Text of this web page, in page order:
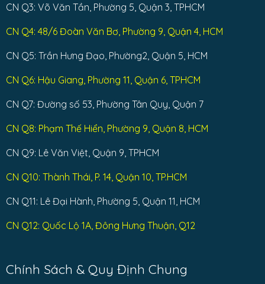
CN Q3: Võ Văn Tần, Phường 5, Quận 3, TPHCM
CN Q4: 48/6 Đoàn Văn Bơ, Phường 9, Quận 4, HCM
CN Q5: Trần Hưng Đạo, Phường2, Quận 5, HCM
CN Q6: Hậu Giang, Phường 11, Quận 6, TPHCM
CN Q7: Đường số 53, Phường Tân Quy, Quận 7
CN Q8: Phạm Thế Hiển, Phường 9, Quận 8, HCM
CN Q9: Lê Văn Việt, Quận 9, TPHCM
CN Q10: Thành Thái, P. 14, Quận 10, TP.HCM
CN Q11: Lê Đại Hành, Phường 5, Quận 11, HCM
CN Q12: Quốc Lộ 1A, Đông Hưng Thuận, Q12
Chính Sách & Quy Định Chung